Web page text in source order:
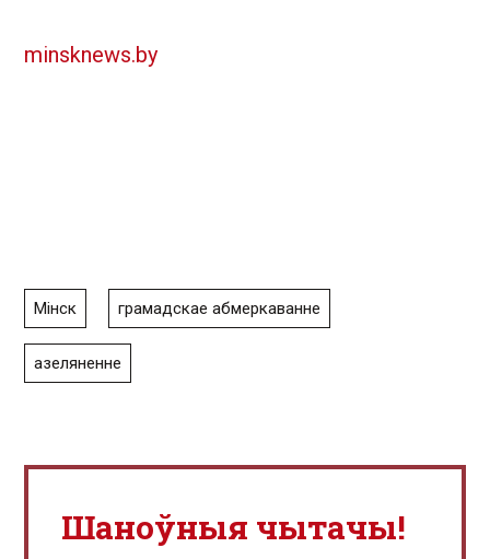
minsknews.by
Мінск грамадскае абмеркаванне
азеляненне
Шаноўныя чытачы!